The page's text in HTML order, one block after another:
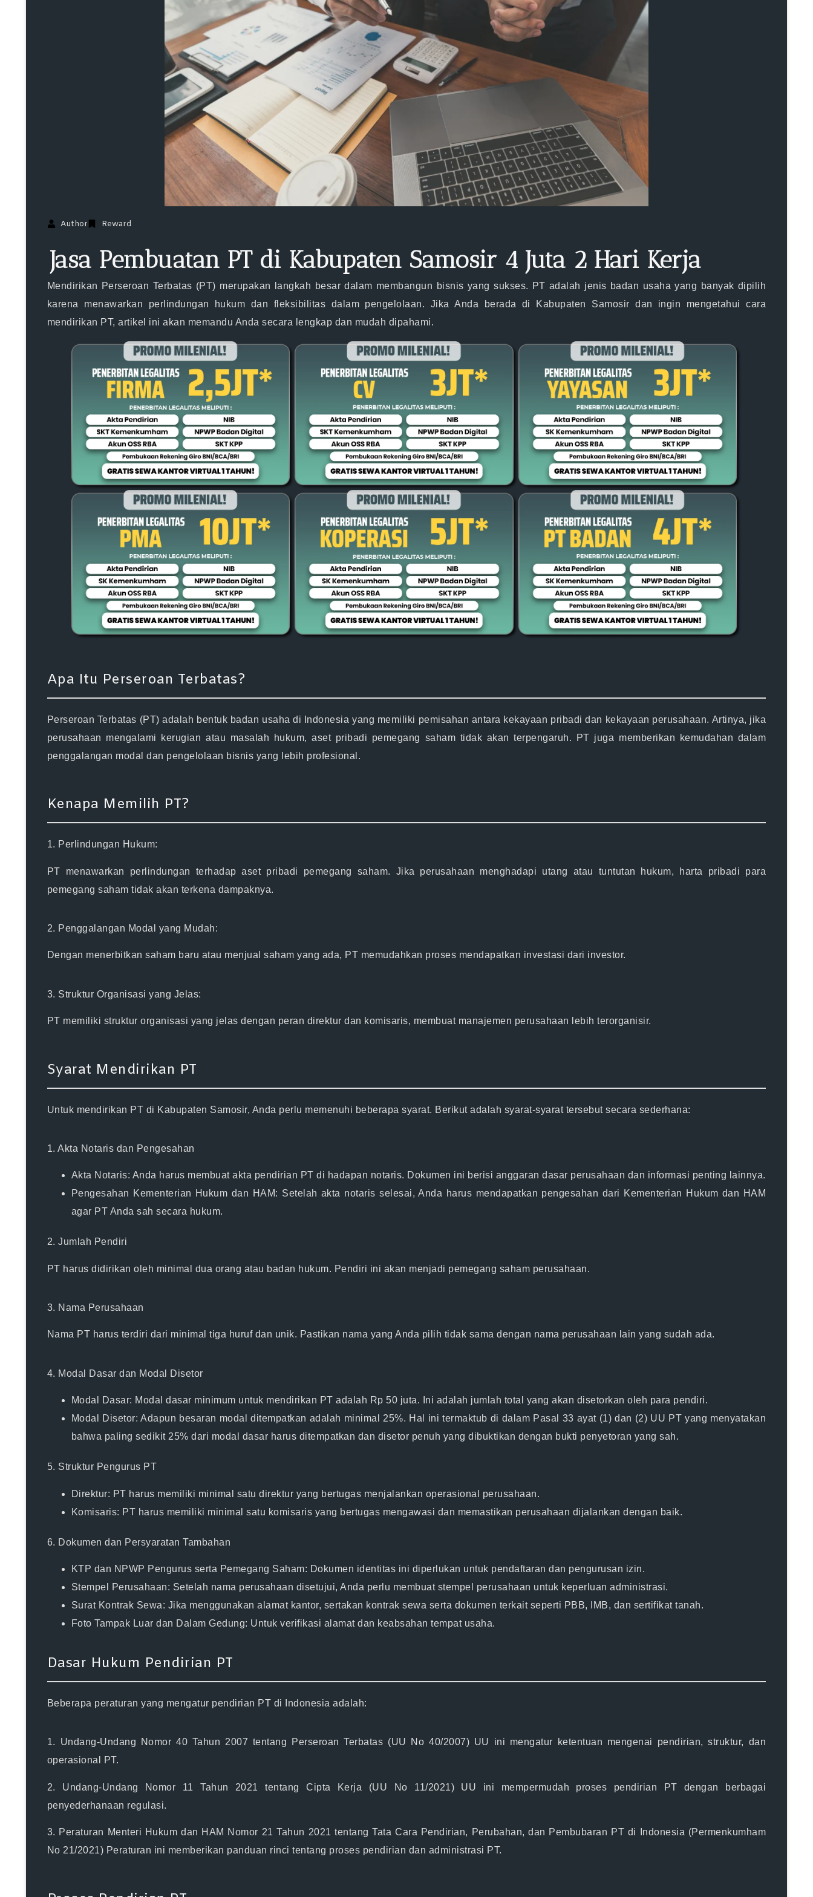
Author Reward
Jasa Pembuatan PT di Kabupaten Samosir 4 Juta 2 Hari Kerja
Mendirikan Perseroan Terbatas (PT) merupakan langkah besar dalam membangun bisnis yang sukses. PT adalah jenis badan usaha yang banyak dipilih
karena menawarkan perlindungan hukum dan fleksibilitas dalam pengelolaan. Jika Anda berada di Kabupaten Samosir dan ingin mengetahui cara
mendirikan PT, artikel ini akan memandu Anda secara lengkap dan mudah dipahami.
Apa Itu Perseroan Terbatas?
Perseroan Terbatas (PT) adalah bentuk badan usaha di Indonesia yang memiliki pemisahan antara kekayaan pribadi dan kekayaan perusahaan. Artinya, jika
perusahaan mengalami kerugian atau masalah hukum, aset pribadi pemegang saham tidak akan terpengaruh. PT juga memberikan kemudahan dalam
penggalangan modal dan pengelolaan bisnis yang lebih profesional.
Kenapa Memilih PT?
1. Perlindungan Hukum:
PT menawarkan perlindungan terhadap aset pribadi pemegang saham. Jika perusahaan menghadapi utang atau tuntutan hukum, harta pribadi para
pemegang saham tidak akan terkena dampaknya.
2. Penggalangan Modal yang Mudah:
Dengan menerbitkan saham baru atau menjual saham yang ada, PT memudahkan proses mendapatkan investasi dari investor.
3. Struktur Organisasi yang Jelas:
PT memiliki struktur organisasi yang jelas dengan peran direktur dan komisaris, membuat manajemen perusahaan lebih terorganisir.
Syarat Mendirikan PT
Untuk mendirikan PT di Kabupaten Samosir, Anda perlu memenuhi beberapa syarat. Berikut adalah syarat-syarat tersebut secara sederhana:
1. Akta Notaris dan Pengesahan
Akta Notaris: Anda harus membuat akta pendirian PT di hadapan notaris. Dokumen ini berisi anggaran dasar perusahaan dan informasi penting lainnya.
Pengesahan Kementerian Hukum dan HAM: Setelah akta notaris selesai, Anda harus mendapatkan pengesahan dari Kementerian Hukum dan HAM
agar PT Anda sah secara hukum.
2. Jumlah Pendiri
PT harus didirikan oleh minimal dua orang atau badan hukum. Pendiri ini akan menjadi pemegang saham perusahaan.
3. Nama Perusahaan
Nama PT harus terdiri dari minimal tiga huruf dan unik. Pastikan nama yang Anda pilih tidak sama dengan nama perusahaan lain yang sudah ada.
4. Modal Dasar dan Modal Disetor
Modal Dasar: Modal dasar minimum untuk mendirikan PT adalah Rp 50 juta. Ini adalah jumlah total yang akan disetorkan oleh para pendiri.
Modal Disetor: Adapun besaran modal ditempatkan adalah minimal 25%. Hal ini termaktub di dalam Pasal 33 ayat (1) dan (2) UU PT yang menyatakan
bahwa paling sedikit 25% dari modal dasar harus ditempatkan dan disetor penuh yang dibuktikan dengan bukti penyetoran yang sah.
5. Struktur Pengurus PT
Direktur: PT harus memiliki minimal satu direktur yang bertugas menjalankan operasional perusahaan.
Komisaris: PT harus memiliki minimal satu komisaris yang bertugas mengawasi dan memastikan perusahaan dijalankan dengan baik.
6. Dokumen dan Persyaratan Tambahan
KTP dan NPWP Pengurus serta Pemegang Saham: Dokumen identitas ini diperlukan untuk pendaftaran dan pengurusan izin.
Stempel Perusahaan: Setelah nama perusahaan disetujui, Anda perlu membuat stempel perusahaan untuk keperluan administrasi.
Surat Kontrak Sewa: Jika menggunakan alamat kantor, sertakan kontrak sewa serta dokumen terkait seperti PBB, IMB, dan sertifikat tanah.
Foto Tampak Luar dan Dalam Gedung: Untuk verifikasi alamat dan keabsahan tempat usaha.
Dasar Hukum Pendirian PT
Beberapa peraturan yang mengatur pendirian PT di Indonesia adalah:
1. Undang-Undang Nomor 40 Tahun 2007 tentang Perseroan Terbatas (UU No 40/2007) UU ini mengatur ketentuan mengenai pendirian, struktur, dan
operasional PT.
2. Undang-Undang Nomor 11 Tahun 2021 tentang Cipta Kerja (UU No 11/2021) UU ini mempermudah proses pendirian PT dengan berbagai
penyederhanaan regulasi.
3. Peraturan Menteri Hukum dan HAM Nomor 21 Tahun 2021 tentang Tata Cara Pendirian, Perubahan, dan Pembubaran PT di Indonesia (Permenkumham
No 21/2021) Peraturan ini memberikan panduan rinci tentang proses pendirian dan administrasi PT.